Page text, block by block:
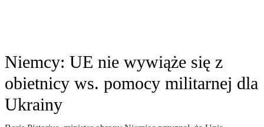
Niemcy: UE nie wywiąże się z
obietnicy ws. pomocy militarnej dla
Ukrainy